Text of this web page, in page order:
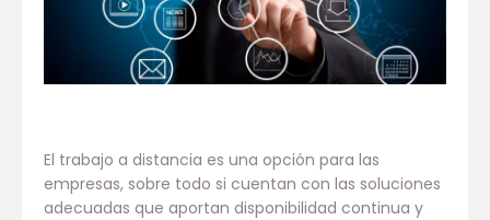
El trabajo a distancia es una opción para las
empresas, sobre todo si cuentan con las soluciones
adecuadas que aportan disponibilidad continua y